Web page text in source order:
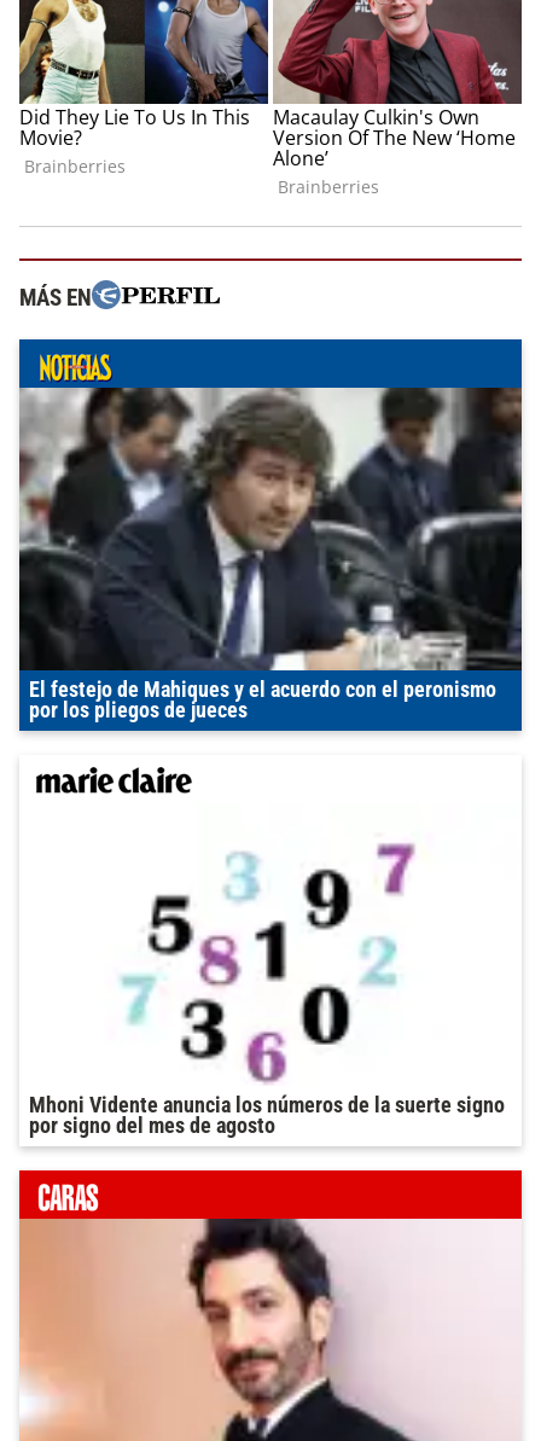
MÁS EN
El festejo de Mahiques y el acuerdo con el peronismo
por los pliegos de jueces
Mhoni Vidente anuncia los números de la suerte signo
por signo del mes de agosto